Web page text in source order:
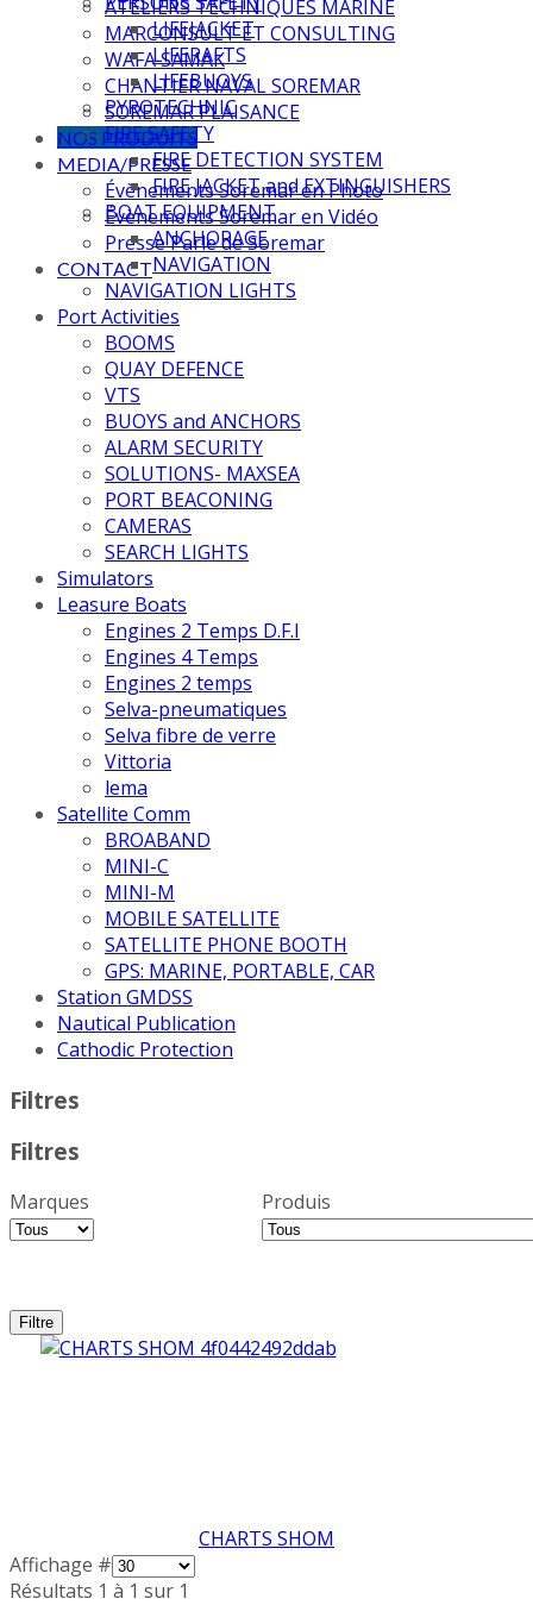
ATELIERS TECHNIQUES MARINE
MARCONSULT ET CONSULTING
WAFA SAMAK
CHANTIER NAVAL SOREMAR
SOREMAR PLAISANCE
NOS PRODUITS
MEDIA/PRESSE
Évènements Soremar en Photo
Évènements Soremar en Vidéo
Presse Parle de Soremar
CONTACT
LIFEJACKET
LIFERAFTS
LIFEBUOYS
PYROTECHNIC
FIRE SAFETY
FIRE DETECTION SYSTEM
FIRE JACKET and EXTINGUISHERS
BOAT EQUIPMENT
ANCHORAGE
NAVIGATION
NAVIGATION LIGHTS
Port Activities
BOOMS
QUAY DEFENCE
VTS
BUOYS and ANCHORS
ALARM SECURITY
SOLUTIONS- MAXSEA
PORT BEACONING
CAMERAS
SEARCH LIGHTS
Simulators
Leasure Boats
Engines 2 Temps D.F.I
Engines 4 Temps
Engines 2 temps
Selva-pneumatiques
Selva fibre de verre
Vittoria
lema
Satellite Comm
BROABAND
MINI-C
MINI-M
MOBILE SATELLITE
SATELLITE PHONE BOOTH
GPS: MARINE, PORTABLE, CAR
Station GMDSS
Nautical Publication
Cathodic Protection
Filtres
Filtres
Marques Produis
CHARTS SHOM
Affichage #
Résultats 1 à 1 sur 1